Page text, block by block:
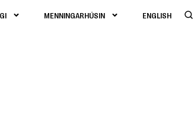
MENNINGARHÚSIN ENGLISH